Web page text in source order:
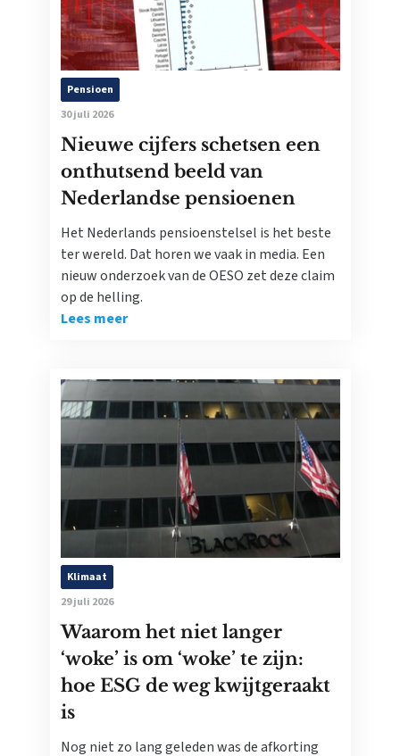
Pensioen
30 juli 2026
Nieuwe cijfers schetsen een
onthutsend beeld van
Nederlandse pensioenen
Het Nederlands pensioenstelsel is het beste
ter wereld. Dat horen we vaak in media. Een
nieuw onderzoek van de OESO zet deze claim
op de helling.
Lees meer
Klimaat
29 juli 2026
Waarom het niet langer
‘woke’ is om ‘woke’ te zijn:
hoe ESG de weg kwijtgeraakt
is
Nog niet zo lang geleden was de afkorting